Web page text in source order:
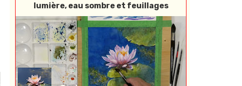
lumière, eau sombre et feuillages